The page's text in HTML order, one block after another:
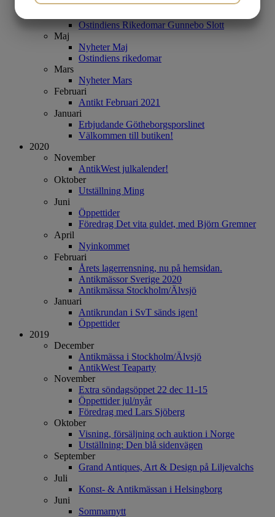
Butiken juli & augusti
Ostindiens Rikedomar Gunnebo Slott
Maj
Nyheter Maj
Ostindiens rikedomar
Mars
Nyheter Mars
Februari
Antikt Februari 2021
Januari
Erbjudande Götheborgsporslinet
Välkommen till butiken!
2020
November
AntikWest julkalender!
Oktober
Utställning Ming
Juni
Öppettider
Föredrag Det vita guldet, med Björn Gremner
April
Nyinkommet
Februari
Årets lagerrensning, nu på hemsidan.
Antikmässor Sverige 2020
Antikmässa Stockholm/Älvsjö
Januari
Antikrundan i SvT sänds igen!
Öppettider
2019
December
Antikmässa i Stockholm/Älvsjö
AntikWest Teaparty
November
Extra söndagsöppet 22 dec 11-15
Öppettider jul/nyår
Föredrag med Lars Sjöberg
Oktober
Visning, försäljning och auktion i Norge
Utställning: Den blå sidenvägen
September
Grand Antiques, Art & Design på Liljevalchs
Juli
Konst- & Antikmässan i Helsingborg
Juni
Sommarnytt
MARKETING STATISTIK